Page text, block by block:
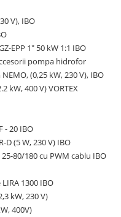
V), IBO
EPP 1" 50 kW 1:1 IBO
pompa hidrofor
(0,25 kW, 230 V), IBO
kW, 400 V) VORTEX
- 20 IBO
D (5 W, 230 V) IBO
80/180 cu PWM cablu IBO
1300 IBO
kW, 230 V)
400V)